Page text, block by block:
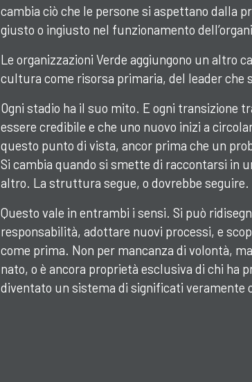
cambia ciò che le persone si aspettano dalla
giusto o ingiusto nel funzionamento
Le organizzazioni Verde aggiungono un altro
cultura come risorsa primaria, del leader che
Ogni stadio ha il suo mito. E ogni transizione
essere credibile e che uno nuovo inizi a
questo punto di vista, ancor prima che un
Si cambia quando si smette di raccontarsi in
altro. La struttura segue, o dovrebbe seguire.
Questo vale in entrambi i sensi. Si può
responsabilità, adottare nuovi processi, e
come prima. Non per mancanza di volontà,
nato, o è ancora proprietà esclusiva di chi ha
diventato un sistema di significati veramente